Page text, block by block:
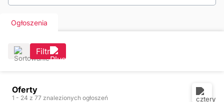
Ogłoszenia
Filtr
Oferty
1 - 24 z 77 znalezionych ogłoszeń